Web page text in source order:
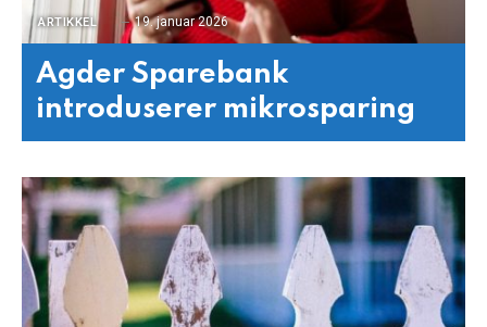
ARTIKKEL 19. januar 2026
Agder Sparebank
introduserer mikrosparing